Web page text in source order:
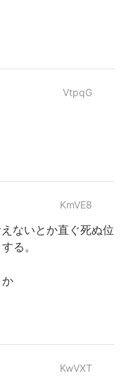
VtpqG
KmVE8
ないとか直ぐ死ぬ位
る。
KwVXT